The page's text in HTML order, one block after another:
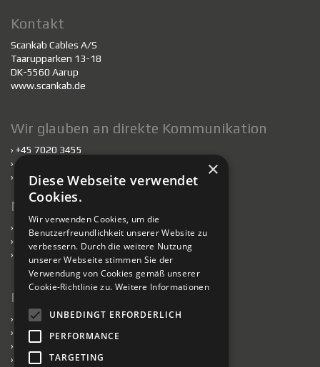
Kontakt
Scankab Cables A/S
Taarupparken 13-18
DK-5560 Aarup
www.scankab.de
Wir glauben an direkte Kommunikation
› +45 7020 3455
›scankab@scankab.de
›
Mitarbeiter
Nachhaltigkeit
›
Nachhaltigkeit
›
Kabel für nachhaltiges Bauen
› Verantwortlich handelnde Fabriken
Information
›
Presse
›
Datenschutzerklärung
›
Impressum
›
Verkaufs- und Lieferbedingungen
×
Diese Webseite verwendet
Cookies.
Wir verwenden Cookies, um die
Benutzerfreundlichkeit unserer Website zu
verbessern. Durch die weitere Nutzung
unserer Webseite stimmen Sie der
Verwendung von Cookies gemäß unserer
Cookie-Richtlinie zu. Weitere Informationen
UNBEDINGT ERFORDERLICH
PERFORMANCE
TARGETING